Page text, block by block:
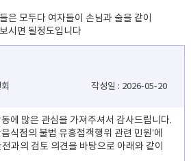
은 모두다 여자들이 손님과 술을 같이
시면 될정도입니다
작성일 : 2026-05-20
에 많은 관심을 가져주셔서 감사드립니다.
식점의 불법 유흥접객행위 관련 민원’에
과의 검토 의견을 바탕으로 아래와 같이